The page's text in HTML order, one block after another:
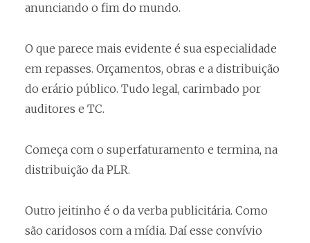
anunciando o fim do mundo.
O que parece mais evidente é sua especialidade
em repasses. Orçamentos, obras e a distribuição
do erário público. Tudo legal, carimbado por
auditores e TC.
Começa com o superfaturamento e termina, na
distribuição da PLR.
Outro jeitinho é o da verba publicitária. Como
são caridosos com a mídia. Daí esse convívio